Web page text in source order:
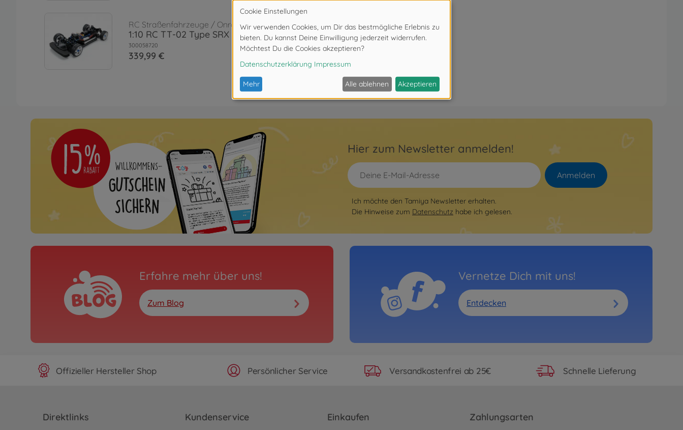
RC Straßenfahrzeuge / Onroad (2WD/4WD)
1:10 RC TT-02 Type SRX Chassis Kit
300058720
339,99 €
Hier zum Newsletter anmelden!
Anmelden
Ich möchte den Tamiya Newsletter erhalten.
Die Hinweise zum Datenschutz habe ich gelesen.
Erfahre mehr über uns!
Zum Blog
Vernetze Dich mit uns!
Entdecken
Offizieller Hersteller Shop Persönlicher Service Versandkostenfrei ab 25€ Schnelle Lieferung
Direktlinks Kundenservice Einkaufen Zahlungsarten